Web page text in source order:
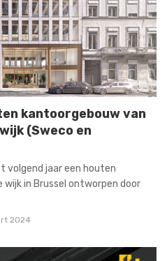
kantoorgebouw van
(Sweco en
volgend jaar een houten
wijk in Brussel ontworpen door
2024